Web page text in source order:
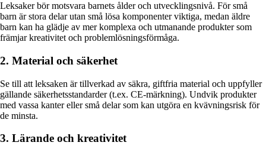
Leksaker bör motsvara barnets ålder och utvecklingsnivå. För små
barn är stora delar utan små lösa komponenter viktiga, medan äldre
barn kan ha glädje av mer komplexa och utmanande produkter som
främjar kreativitet och problemlösningsförmåga.
2. Material och säkerhet
Se till att leksaken är tillverkad av säkra, giftfria material och uppfyller
gällande säkerhetsstandarder (t.ex. CE-märkning). Undvik produkter
med vassa kanter eller små delar som kan utgöra en kvävningsrisk för
de minsta.
3. Lärande och kreativitet